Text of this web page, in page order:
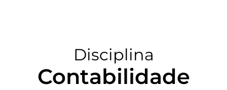
Disciplina
Contabilidade